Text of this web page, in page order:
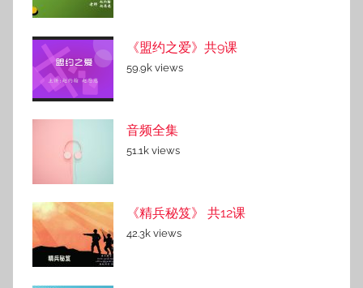
《盟约之爱》共9课
59.9k views
音频全集
51.1k views
《精兵秘笈》 共12课
42.3k views